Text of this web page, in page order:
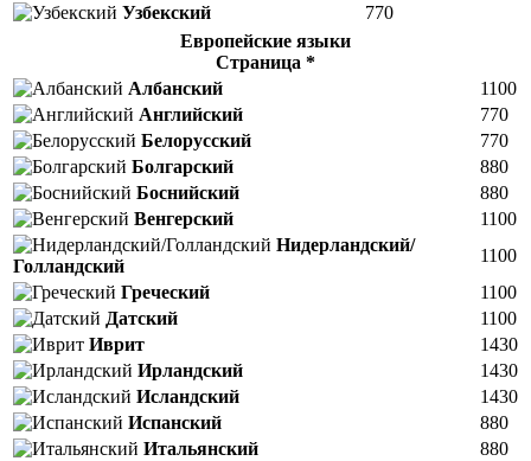
Узбекский
770
Европейские языки
Страница *
Албанский
1100
Английский
770
Белорусский
770
Болгарский
880
Боснийский
880
Венгерский
1100
Нидерландский/
Голландский
1100
Греческий
1100
Датский
1100
Иврит
1430
Ирландский
1430
Исландский
1430
Испанский
880
Итальянский
880